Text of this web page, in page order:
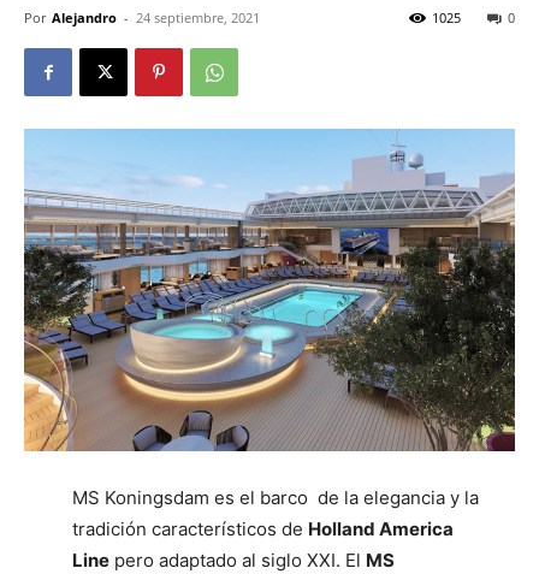
Por Alejandro - 24 septiembre, 2021 0
1025
MS Koningsdam es el barco de la elegancia y la
tradición característicos de Holland America
Line pero adaptado al siglo XXI. El MS